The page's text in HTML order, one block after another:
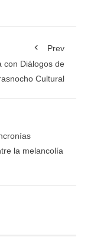
Prev
con Diálogos de
Cultural
la melancolía